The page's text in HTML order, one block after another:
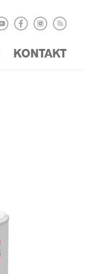
KONTAKT